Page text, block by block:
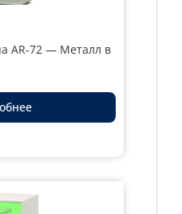
AR-72 — Металл в